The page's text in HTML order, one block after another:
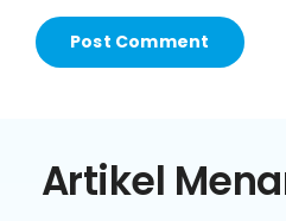
Artikel